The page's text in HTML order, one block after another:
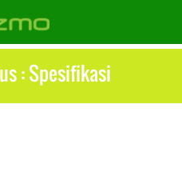
: Spesifikasi